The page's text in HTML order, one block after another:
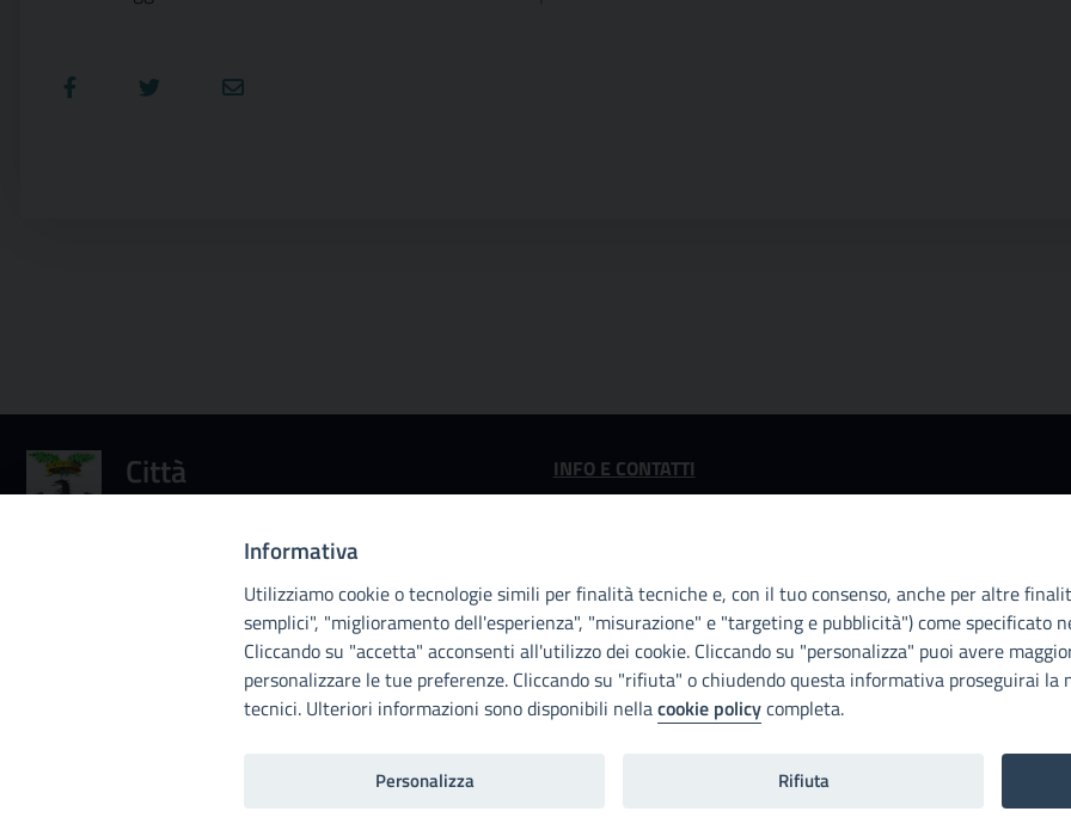
Città
metropolitana di
INFO E CONTATTI
Invia un commento
Informativa
Utilizziamo cookie o tecnologie simili per finalità tecniche e, con il tuo consenso, anche per altre
semplici", "miglioramento dell'esperienza", "misurazione" e "targeting e pubblicità") come specificato
Cliccando su "accetta" acconsenti all'utilizzo dei cookie. Cliccando su "personalizza" puoi avere
personalizzare le tue preferenze. Cliccando su "rifiuta" o chiudendo questa informativa proseguirai la
tecnici. Ulteriori informazioni sono disponibili nellacookie policycompleta.
Personalizza Rifiuta